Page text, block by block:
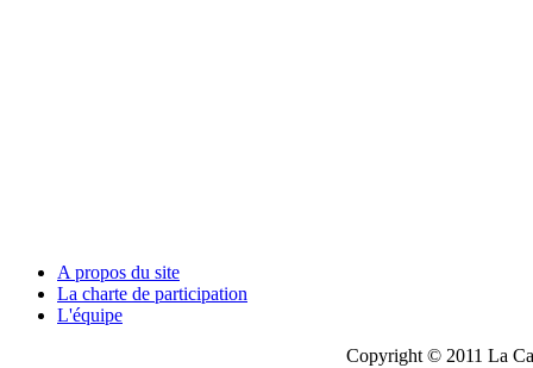
A propos du site
La charte de participation
L'équipe
Copyright © 2011 La